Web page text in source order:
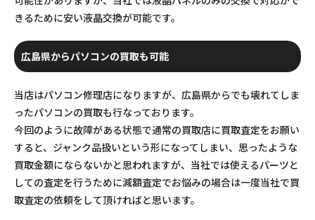
きるために安い液晶交換が可能です。
広島県からパソコンの買取も可能
当店はパソコン修理店になりますが、広島県からでも壊れてしま
ったパソコンの買取も行なっております。
今回のように故障がある状態で通常の買取店に買取査定をお願い
すると、ジャンク品扱いという形になってしまい、思ったような
買取金額にならないかと思われますが、当社では使えるパーツと
しての査定を行うために減額査定でお悩みの場合は一度当社で買
取査定の依頼をして頂ければと思います。